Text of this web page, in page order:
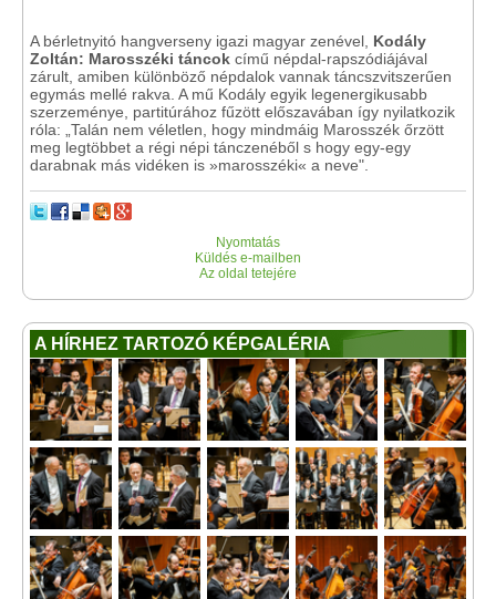
A bérletnyitó hangverseny igazi magyar zenével, Kodály
Zoltán: Marosszéki táncok című népdal-rapszódiájával
zárult, amiben különböző népdalok vannak táncszvitszerűen
egymás mellé rakva. A mű Kodály egyik legenergikusabb
szerzeménye, partitúrához fűzött előszavában így nyilatkozik
róla: „Talán nem véletlen, hogy mindmáig Marosszék őrzött
meg legtöbbet a régi népi tánczenéből s hogy egy-egy
darabnak más vidéken is »marosszéki« a neve".
Nyomtatás
Küldés e-mailben
Az oldal tetejére
A HÍRHEZ TARTOZÓ KÉPGALÉRIA